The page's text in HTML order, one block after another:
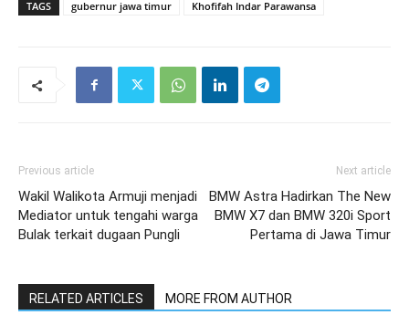
TAGS gubernur jawa timur Khofifah Indar Parawansa
Previous article
Wakil Walikota Armuji menjadi
Mediator untuk tengahi warga
Bulak terkait dugaan Pungli
Next article
BMW Astra Hadirkan The New
BMW X7 dan BMW 320i Sport
Pertama di Jawa Timur
RELATED ARTICLES MORE FROM AUTHOR